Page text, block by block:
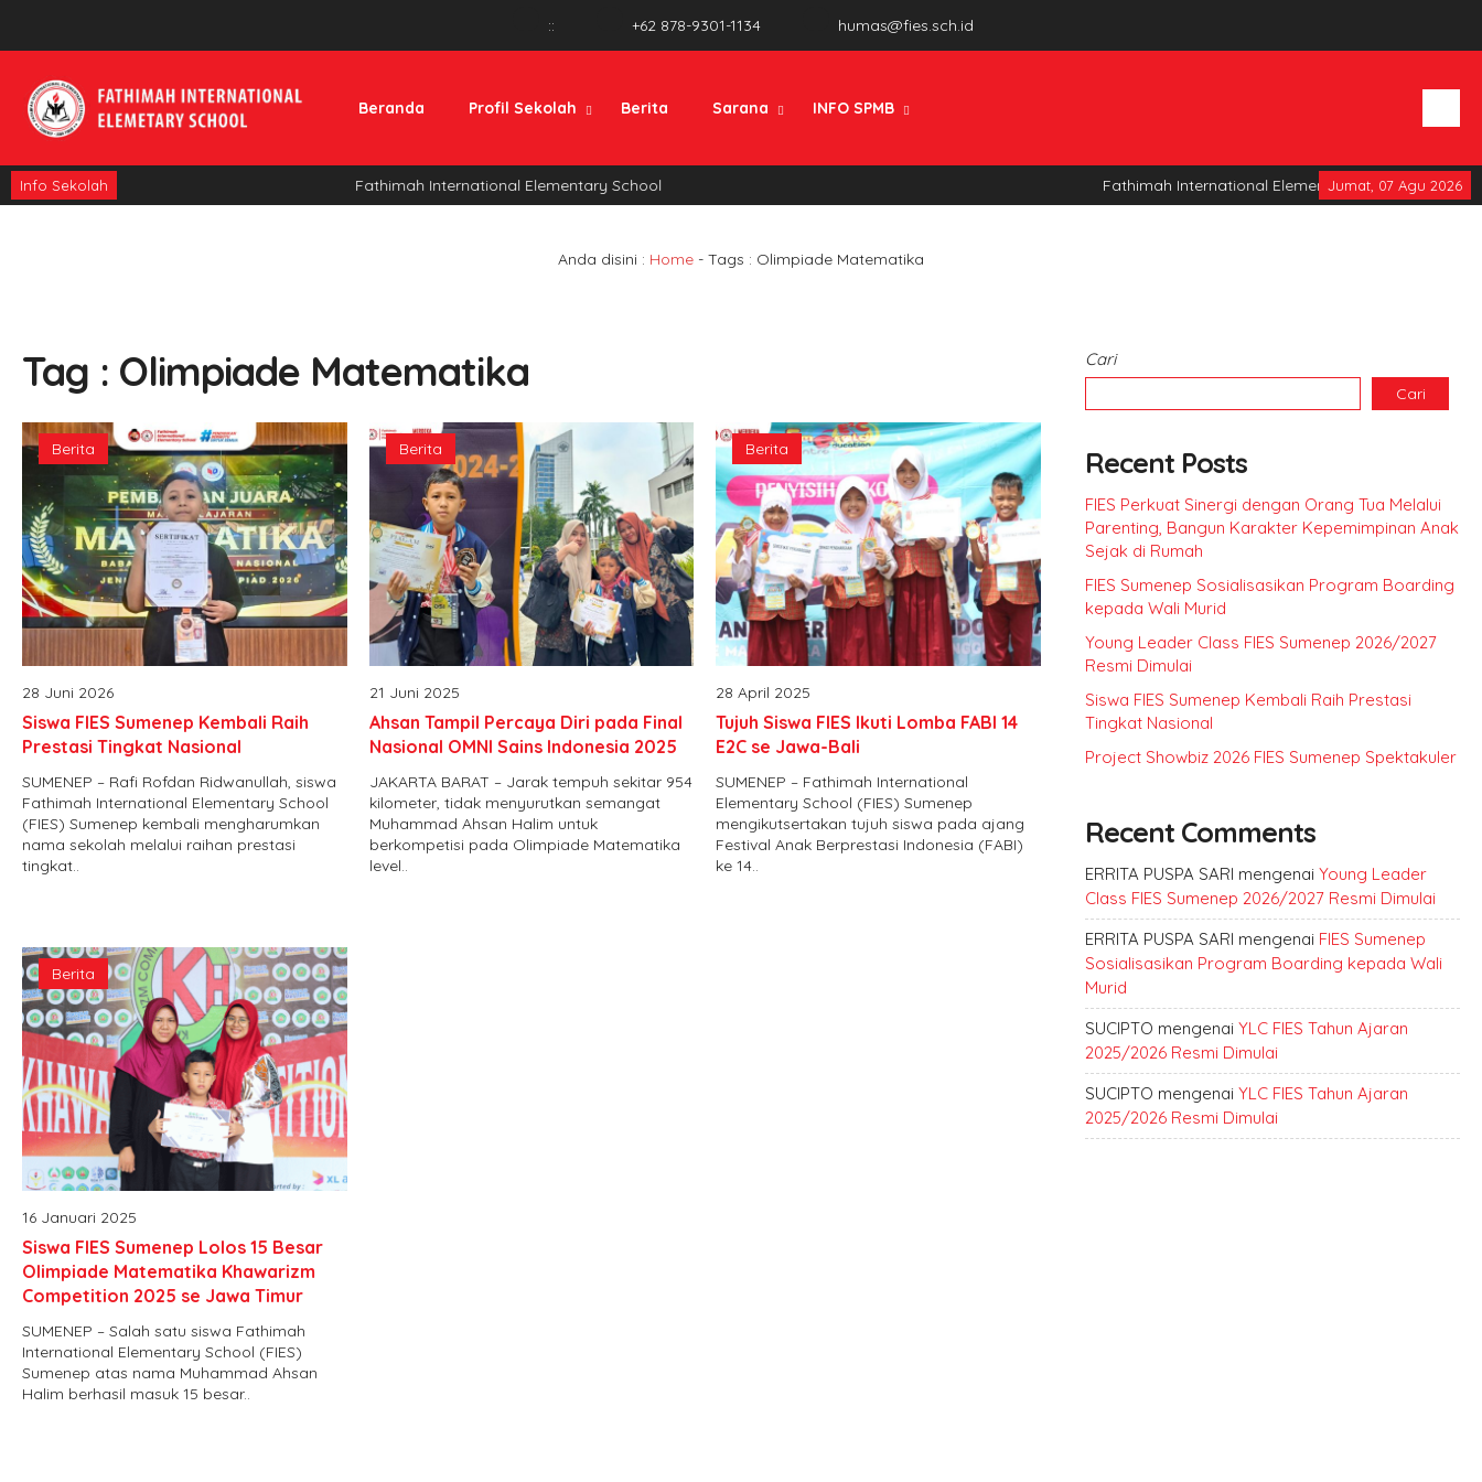
:: +62 878-9301-1134 humas@fies.sch.id
Beranda Profil Sekolah Berita Sarana INFO SPMB
Info Sekolah Jumat, 07 Agu 2026
Fathimah International Elementary School
Fathimah International Elementary School
Anda disini : Home - Tags : Olimpiade Matematika
Tag : Olimpiade Matematika
Berita
28 Juni 2026
Siswa FIES Sumenep Kembali Raih
Prestasi Tingkat Nasional
SUMENEP – Rafi Rofdan Ridwanullah, siswa
Fathimah International Elementary School
(FIES) Sumenep kembali mengharumkan
nama sekolah melalui raihan prestasi
tingkat..
Berita
21 Juni 2025
Ahsan Tampil Percaya Diri pada Final
Nasional OMNI Sains Indonesia 2025
JAKARTA BARAT – Jarak tempuh sekitar 954
kilometer, tidak menyurutkan semangat
Muhammad Ahsan Halim untuk
berkompetisi pada Olimpiade Matematika
level..
Berita
28 April 2025
Tujuh Siswa FIES Ikuti Lomba FABI 14
E2C se Jawa-Bali
SUMENEP – Fathimah International
Elementary School (FIES) Sumenep
mengikutsertakan tujuh siswa pada ajang
Festival Anak Berprestasi Indonesia (FABI)
ke 14..
Berita
16 Januari 2025
Siswa FIES Sumenep Lolos 15 Besar
Olimpiade Matematika Khawarizm
Competition 2025 se Jawa Timur
SUMENEP – Salah satu siswa Fathimah
International Elementary School (FIES)
Sumenep atas nama Muhammad Ahsan
Halim berhasil masuk 15 besar..
Cari
Cari
Recent Posts
FIES Perkuat Sinergi dengan Orang Tua Melalui
Parenting, Bangun Karakter Kepemimpinan Anak
Sejak di Rumah
FIES Sumenep Sosialisasikan Program Boarding
kepada Wali Murid
Young Leader Class FIES Sumenep 2026/2027
Resmi Dimulai
Siswa FIES Sumenep Kembali Raih Prestasi
Tingkat Nasional
Project Showbiz 2026 FIES Sumenep Spektakuler
Recent Comments
ERRITA PUSPA SARI mengenai Young Leader
Class FIES Sumenep 2026/2027 Resmi Dimulai
ERRITA PUSPA SARI mengenai FIES Sumenep
Sosialisasikan Program Boarding kepada Wali
Murid
SUCIPTO mengenai YLC FIES Tahun Ajaran
2025/2026 Resmi Dimulai
SUCIPTO mengenai YLC FIES Tahun Ajaran
2025/2026 Resmi Dimulai